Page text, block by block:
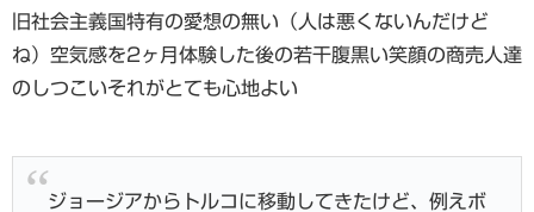
旧社会主義国特有の愛想の無い（人は悪くないんだけど
ね）空気感を2ヶ月体験した後の若干腹黒い笑顔の商売人達
のしつこいそれがとても心地よい
ジョージアからトルコに移動してきたけど、例えボ